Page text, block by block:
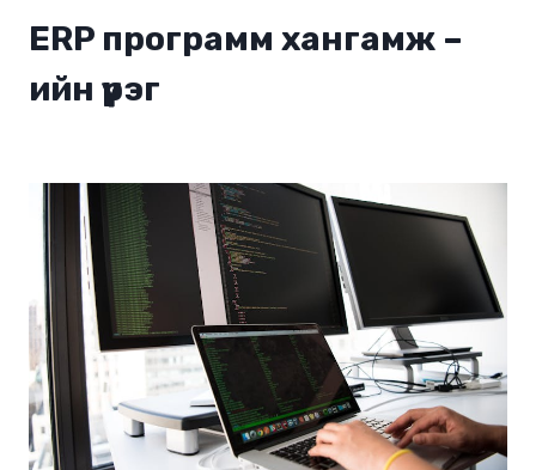
ERP программ хангамж –
ийн үүрэг